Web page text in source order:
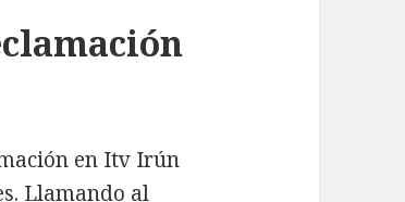
en Itv Irún
Llamando al